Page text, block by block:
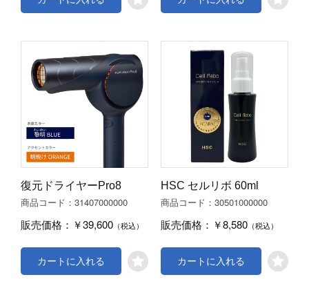
復元ドライヤーPro8
商品コード：31407000000
販売価格： ￥39,600 （税込）
カートに入れる
HSC セルリボ 60ml
商品コード：30501000000
販売価格： ￥8,580 （税込）
カートに入れる